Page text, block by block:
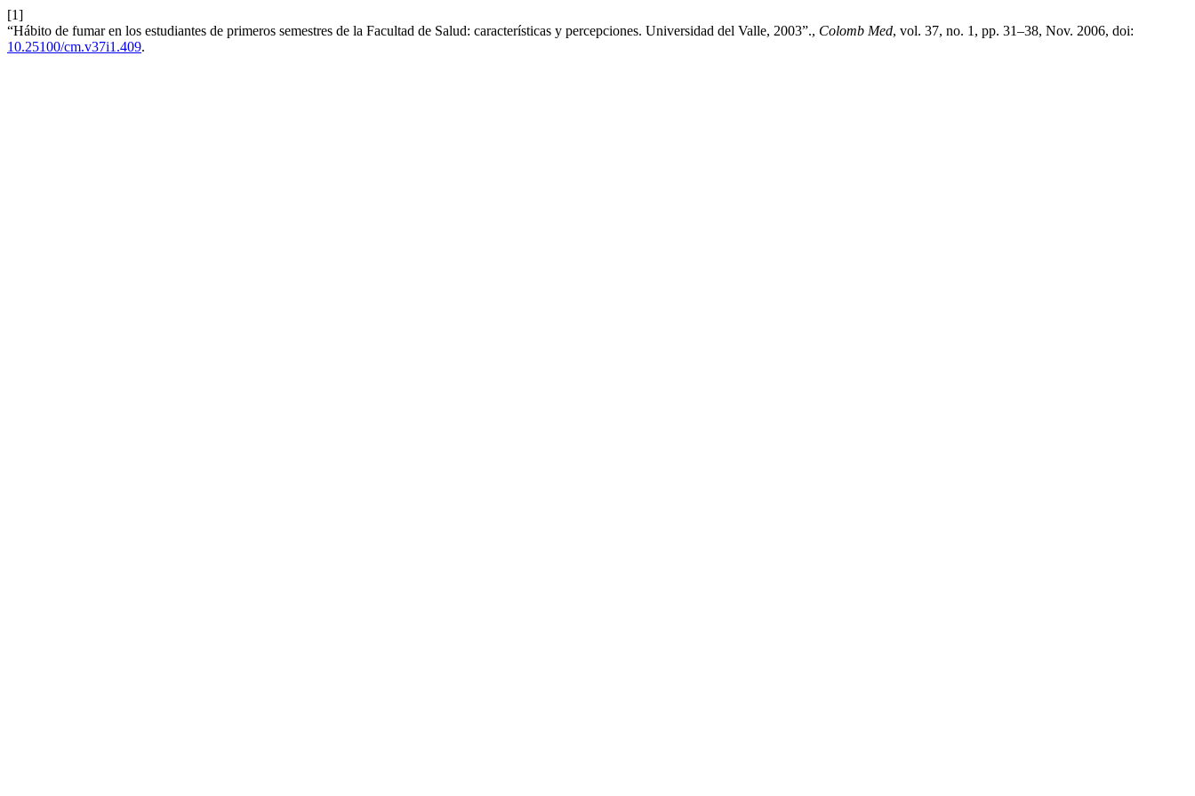
[1]
“Hábito de fumar en los estudiantes de primeros semestres de la Facultad de Salud: características y percepciones. Universidad del Valle, 2003”., Colomb Med, vol. 37, no. 1, pp. 31–38, Nov. 2006, doi:
10.25100/cm.v37i1.409.